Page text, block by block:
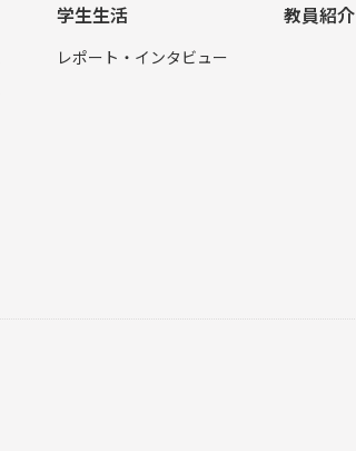
学生生活
レポート・インタビュー
教員紹介